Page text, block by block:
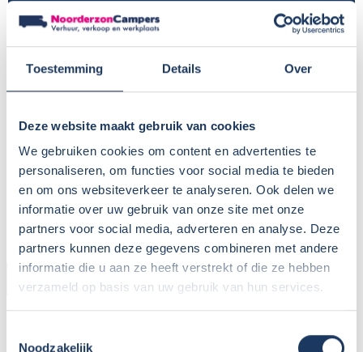
Toestemming Details Over
Deze website maakt gebruik van cookies
We gebruiken cookies om content en advertenties te
personaliseren, om functies voor social media te bieden
en om ons websiteverkeer te analyseren. Ook delen we
informatie over uw gebruik van onze site met onze
partners voor social media, adverteren en analyse. Deze
partners kunnen deze gegevens combineren met andere
informatie die u aan ze heeft verstrekt of die ze hebben
verzameld op basis van uw gebruik van hun services.
Noodzakelijk
Provincie:
Type verhuur:
Voor meer informatie, zie Camper huren met hond
Wisseldag:
Zaterdag
Standaard retourtijd:
09.00 uur
Plaatsnaam:
Bavel
Parkeren eigen auto:
Op terrein verhuurder
CAMPER
Onderstel: